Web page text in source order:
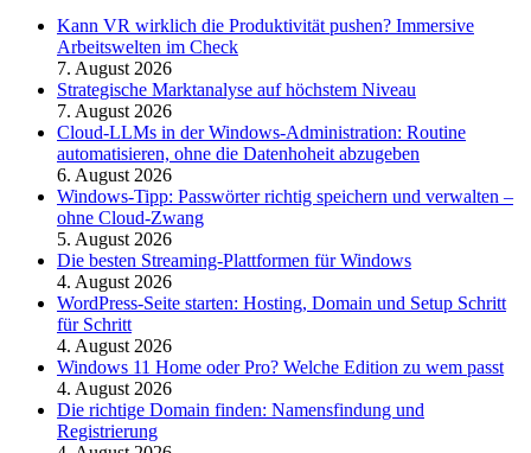
Kann VR wirklich die Produktivität pushen? Immersive
Arbeitswelten im Check
7. August 2026
Strategische Marktanalyse auf höchstem Niveau
7. August 2026
Cloud-LLMs in der Windows-Administration: Routine
automatisieren, ohne die Datenhoheit abzugeben
6. August 2026
Windows-Tipp: Passwörter richtig speichern und verwalten –
ohne Cloud-Zwang
5. August 2026
Die besten Streaming-Plattformen für Windows
4. August 2026
WordPress-Seite starten: Hosting, Domain und Setup Schritt
für Schritt
4. August 2026
Windows 11 Home oder Pro? Welche Edition zu wem passt
4. August 2026
Die richtige Domain finden: Namensfindung und
Registrierung